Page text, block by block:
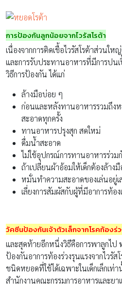
การป้องกันลูกน้อยจากไวรัสโรต้า
เนื่องจากการติดเชื้อไวรัสโรต้าส่วนใ
และการรับประทานอาหารที่มีการปน
วิธีการป้องกัน ได้แก่
ล้างมือบ่อย ๆ
ก่อนและหลังทานอาหารรวมถึง
สะอาดทุกครั้ง
ทานอาหารปรุงสุก สดใหม่
ดื่มน้ำสะอาด
ไม่ใช้อุปกรณ์การทานอาหารร่วม
ถ้าเปลี่ยนผ้าอ้อมให้เด็กต้องล้างมื
หมั่นทำความสะอาดของเล่นอยู่เ
เลี่ยงการสัมผัสกับผู้ที่มีอาการท้อง
วัคซีนป้องกันเจ้าตัวเล็กจากโรคท้องร่
และสุดท้ายอีกหนึ่งวิธีคือการพาลูกไป
ป้องกันอาการท้องร่วงรุนแรงจากไวรั
ชนิดหยอดที่ใช้ได้เฉพาะในเด็กเล็กเท่า
สำนักงานคณะกรรมการอาหารและย